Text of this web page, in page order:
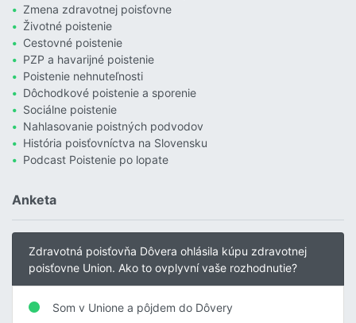
Zmena zdravotnej poisťovne
Životné poistenie
Cestovné poistenie
PZP a havarijné poistenie
Poistenie nehnuteľnosti
Dôchodkové poistenie a sporenie
Sociálne poistenie
Nahlasovanie poistných podvodov
História poisťovníctva na Slovensku
Podcast Poistenie po lopate
Anketa
Zdravotná poisťovňa Dôvera ohlásila kúpu zdravotnej
poisťovne Union. Ako to ovplyvní vaše rozhodnutie?
Som v Unione a pôjdem do Dôvery